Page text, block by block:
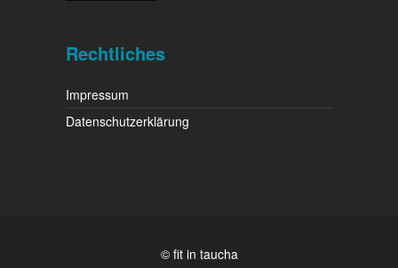
Karte
laden
Google
Maps immer
Rechtliches
Impressum
Datenschutzerklärung
© fit in taucha